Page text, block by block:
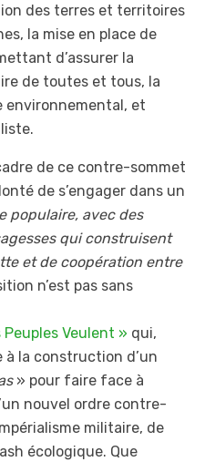
des terres et territoires
la mise en place de
d’assurer la
de toutes et tous, la
environnemental, et
de ce contre-sommet
de s’engager dans un
populaire, avec des
qui construisent
et de coopération entre
n’est pas sans
Veulent » qui,
à la construction d’un
» pour faire face à
nouvel ordre contre-
militaire, de
écologique. Que